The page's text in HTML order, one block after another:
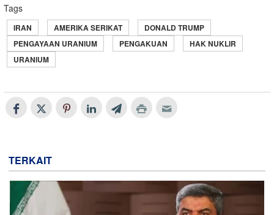
Tags
IRAN AMERIKA SERIKAT
DONALD TRUMP
PENGAYAAN URANIUM
PENGAKUAN
HAK NUKLIR
URANIUM
TERKAIT